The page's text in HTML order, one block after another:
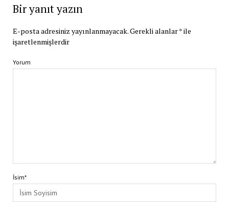
Bir yanıt yazın
E-posta adresiniz yayınlanmayacak.Gerekli alanlar*ile
işaretlenmişlerdir
Yorum
İsim*